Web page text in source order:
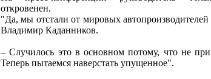
откровенен.
"Да, мы отстали от мировых автопроизводителей
Владимир Каданников.
– Случилось это в основном потому, что не
Теперь пытаемся наверстать упущенное".